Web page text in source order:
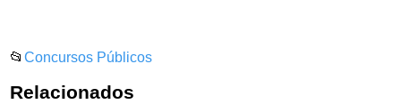
📂Concursos Públicos
Relacionados